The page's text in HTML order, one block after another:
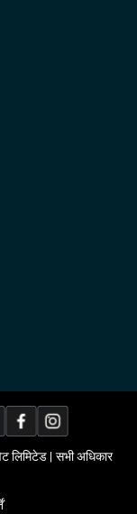
लिमिटेड | सभी अधिकार